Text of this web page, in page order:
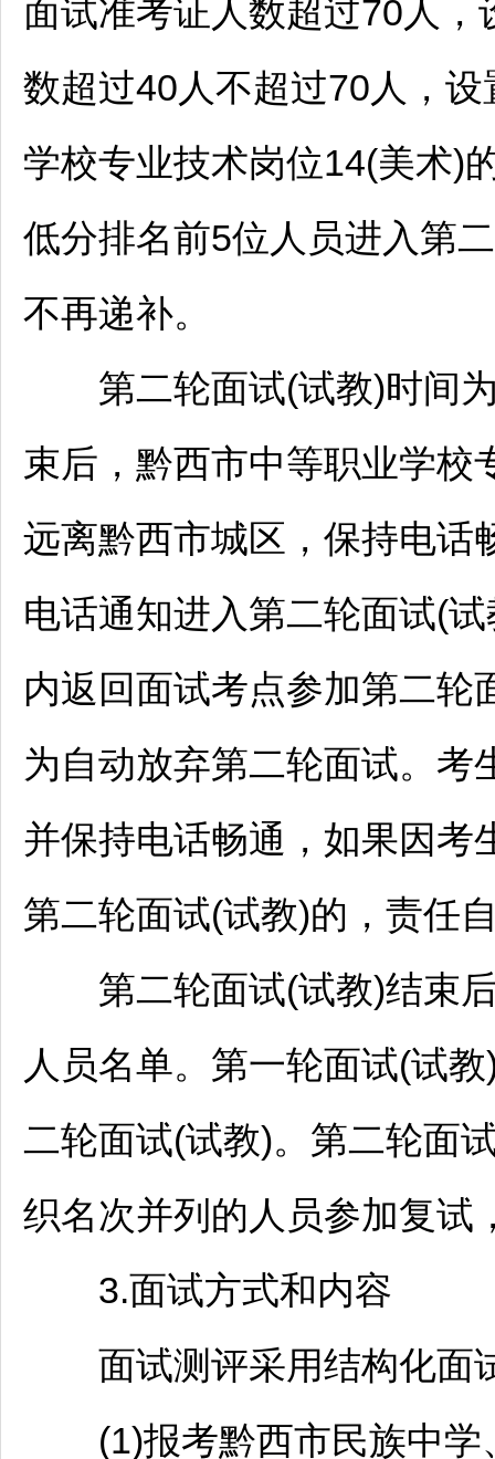
面试准考证人数超过70人
数超过40人不超过70人，
学校专业技术岗位14(美术)
低分排名前5位人员进入第
不再递补。
第二轮面试(试教)时间为
束后，黔西市中等职业学校
远离黔西市城区，保持电话
电话通知进入第二轮面试(
内返回面试考点参加第二轮
为自动放弃第二轮面试。考
并保持电话畅通，如果因考
第二轮面试(试教)的，责任
第二轮面试(试教)结束后
人员名单。第一轮面试(试
二轮面试(试教)。第二轮面
织名次并列的人员参加复试
3.面试方式和内容
面试测评采用结构化面
(1)报考黔西市民族中学